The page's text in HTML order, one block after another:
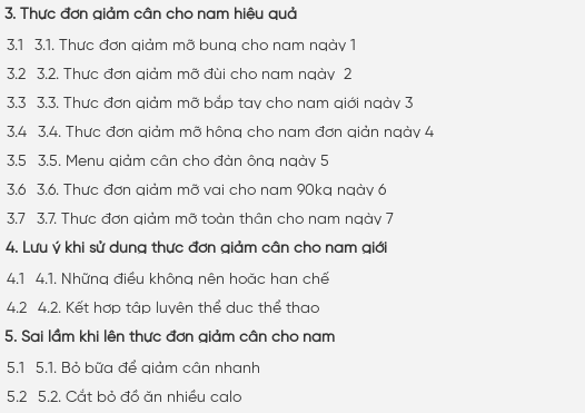
3. Thực đơn giảm cân cho nam hiệu quả
3.1. Thực đơn giảm mỡ bụng cho nam ngày 1
3.2. Thực đơn giảm mỡ đùi cho nam ngày 2
3.3. Thực đơn giảm mỡ bắp tay cho nam giới ngày 3
3.4. Thực đơn giảm mỡ hông cho nam đơn giản ngày 4
3.5. Menu giảm cân cho đàn ông ngày 5
3.6. Thực đơn giảm mỡ vai cho nam 90kg ngày 6
3.7. Thực đơn giảm mỡ toàn thân cho nam ngày 7
4. Lưu ý khi sử dụng thực đơn giảm cân cho nam giới
4.1. Những điều không nên hoặc hạn chế
4.2. Kết hợp tập luyện thể dục thể thao
5. Sai lầm khi lên thực đơn giảm cân cho nam
5.1. Bỏ bữa để giảm cân nhanh
5.2. Cắt bỏ đồ ăn nhiều calo